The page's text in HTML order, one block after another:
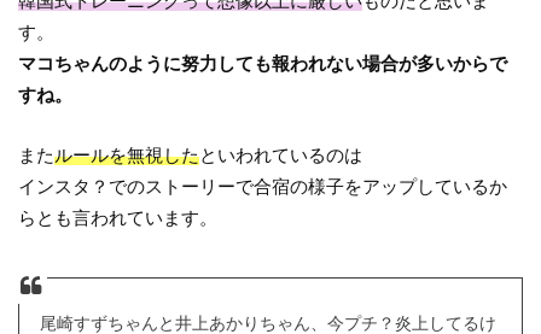
す。
マコちゃんのように努力しても報われない場合が多いからで
すね。
またルールを無視したといわれているのは
インスタ？でのストーリーで合宿の様子をアップしているか
らとも言われています。
尾崎すずちゃんと井上あかりちゃん、今プチ？炎上してるけ